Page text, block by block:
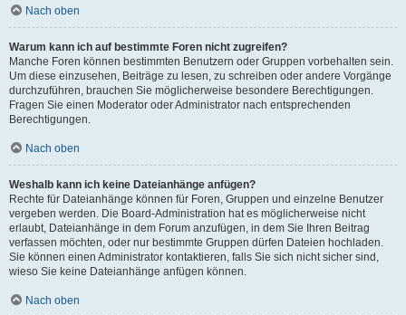
Nach oben
Warum kann ich auf bestimmte Foren nicht zugreifen?
Manche Foren können bestimmten Benutzern oder Gruppen vorbehalten sein.
Um diese einzusehen, Beiträge zu lesen, zu schreiben oder andere Vorgänge
durchzuführen, brauchen Sie möglicherweise besondere Berechtigungen.
Fragen Sie einen Moderator oder Administrator nach entsprechenden
Berechtigungen.
Nach oben
Weshalb kann ich keine Dateianhänge anfügen?
Rechte für Dateianhänge können für Foren, Gruppen und einzelne Benutzer
vergeben werden. Die Board-Administration hat es möglicherweise nicht
erlaubt, Dateianhänge in dem Forum anzufügen, in dem Sie Ihren Beitrag
verfassen möchten, oder nur bestimmte Gruppen dürfen Dateien hochladen.
Sie können einen Administrator kontaktieren, falls Sie sich nicht sicher sind,
wieso Sie keine Dateianhänge anfügen können.
Nach oben